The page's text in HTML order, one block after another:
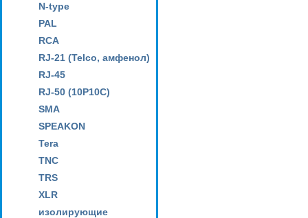
N-type
PAL
RCA
RJ-21 (Telco, амфенол)
RJ-45
RJ-50 (10P10C)
SMA
SPEAKON
Tera
TNC
TRS
XLR
изолирующие